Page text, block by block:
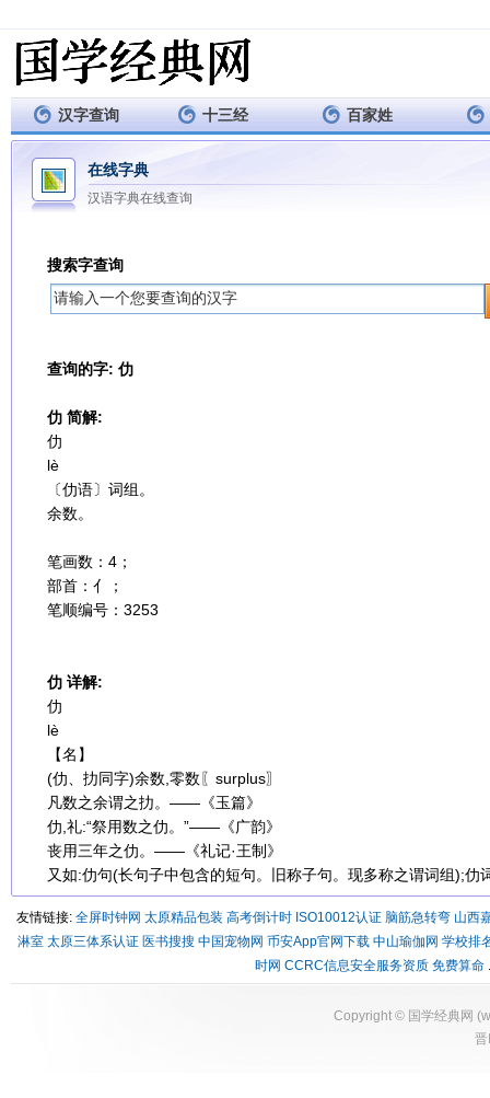
汉字查询 十三经 百家姓
在线字典
汉语字典在线查询
搜索字查询
查询的字: 仂
仂 简解:
仂
lè
〔仂语〕词组。
余数。
笔画数：4；
部首：亻；
笔顺编号：3253
仂 详解:
仂
lè
【名】
(仂、扐同字)余数,零数〖surplus〗
凡数之余谓之扐。——《玉篇》
仂,礼:“祭用数之仂。”——《广韵》
丧用三年之仂。——《礼记·王制》
又如:仂句(长句子中包含的短句。旧称子句。现多称之谓词组);仂
友情链接: 全屏时钟网 太原精品包装 高考倒计时 ISO10012认证 脑筋急转弯 山西
淋室 太原三体系认证 医书搜搜 中国宠物网 币安App官网下载 中山瑜伽网 学校排
时网 CCRC信息安全服务资质 免费算命
Copyright © 国学经典网 (